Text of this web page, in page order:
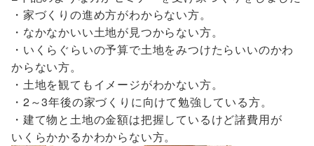
・家づくりの進め方がわからない方。
・なかなかいい土地が見つからない方。
・いくらぐらいの予算で土地をみつけたらいいのかわ
からない方。
・土地を観てもイメージがわかない方。
・2～3年後の家づくりに向けて勉強している方。
・建て物と土地の金額は把握しているけど諸費用が
いくらかかるかわからない方。